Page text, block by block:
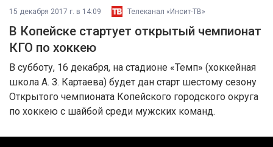
15 декабря 2017 г. в 14:09 Телеканал «Инсит-ТВ»
В Копейске стартует открытый чемпионат
КГО по хоккею
В субботу, 16 декабря, на стадионе «Темп» (хоккейная
школа А. З. Картаева) будет дан старт шестому сезону
Открытого чемпионата Копейского городского округа
по хоккею с шайбой среди мужских команд.